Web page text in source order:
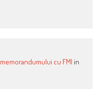
memorandumului cu FMI in